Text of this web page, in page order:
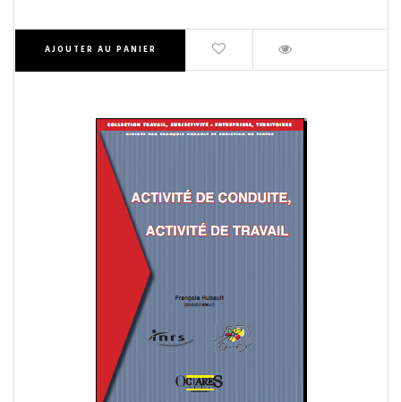
AJOUTER AU PANIER